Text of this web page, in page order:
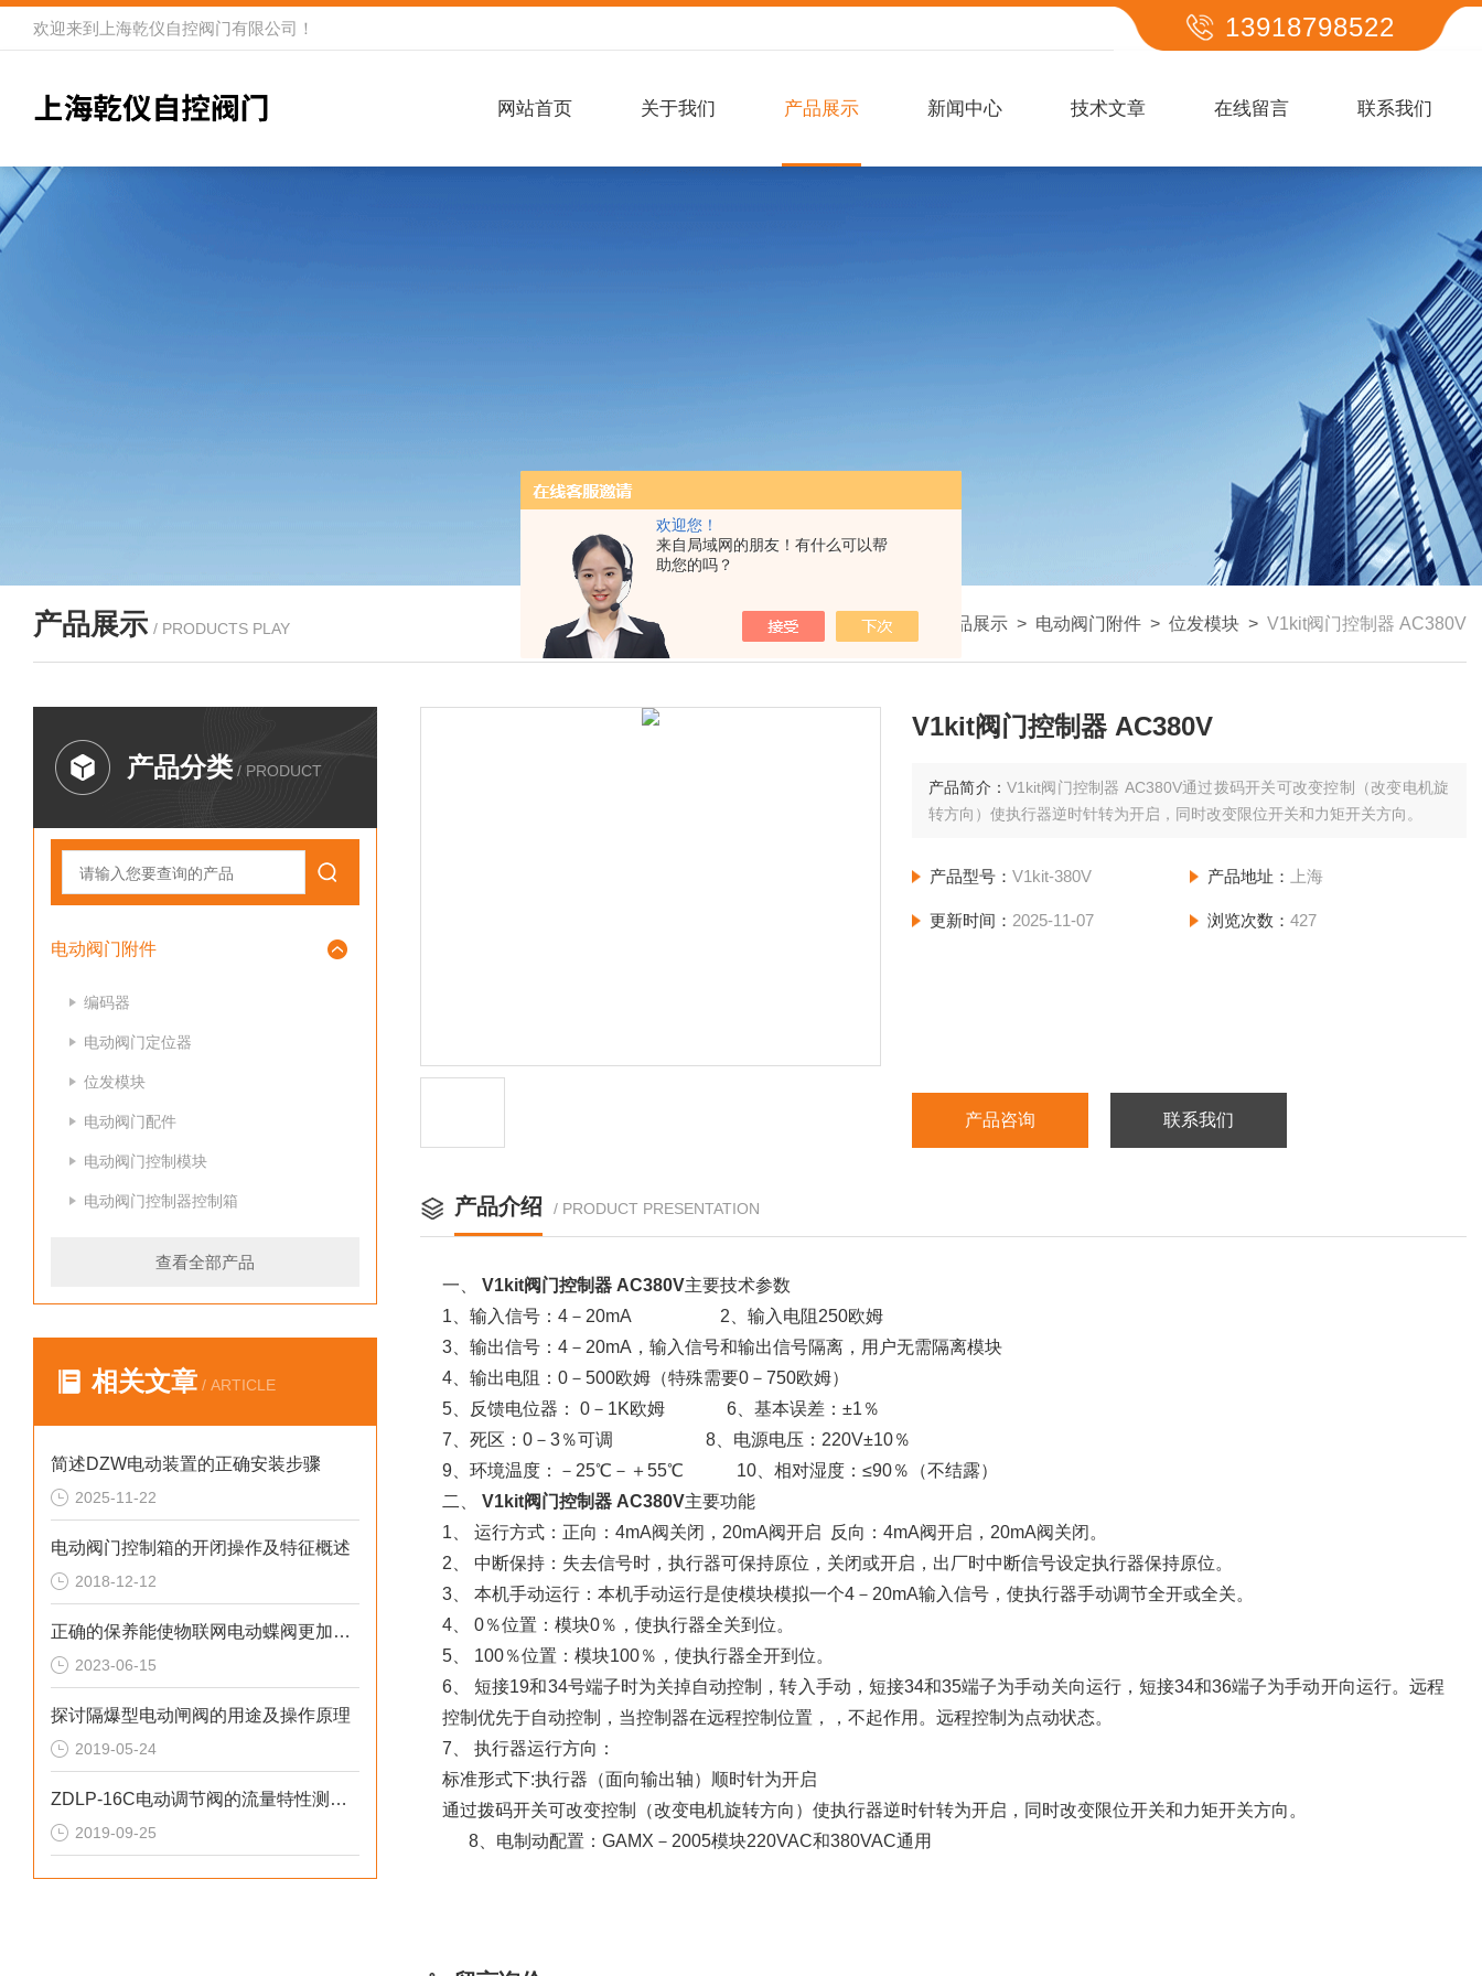
欢迎您！
来自局域网的朋友！有什么可以帮
助您的吗？
欢迎来到 上海乾仪自控阀门有限公司 ！ 13918798522
网站首页 关于我们 产品展示 新闻中心 技术文章 在线留言 联系我们
产品展示 / PRODUCTS PLAY 我的位置：首页 产品展示 > 电动阀门附件 > 位发模块 > V1kit阀门控制器 AC380V
产品分类 / PRODUCT
电动阀门附件
编码器
电动阀门定位器
位发模块
电动阀门配件
电动阀门控制模块
电动阀门控制器控制箱
查看全部产品
相关文章 / ARTICLE
简述DZW电动装置的正确安装步骤
2025-11-22
电动阀门控制箱的开闭操作及特征概述
2018-12-12
正确的保养能使物联网电动蝶阀更加稳定
2023-06-15
探讨隔爆型电动闸阀的用途及操作原理
2019-05-24
ZDLP-16C电动调节阀的流量特性测试意义
2019-09-25
V1kit阀门控制器 AC380V
产品简介：V1kit阀门控制器 AC380V通过拨码开关可改变控制（改变电机旋
转方向）使执行器逆时针转为开启，同时改变限位开关和力矩开关方向。
产品型号：V1kit-380V 产品地址： 上海
更新时间： 2025-11-07 浏览次数： 427
产品咨询 联系我们
产品介绍 / PRODUCT PRESENTATION
一、 V1kit阀门控制器 AC380V主要技术参数
1、输入信号：4－20mA 2、输入电阻250欧姆
3、输出信号：4－20mA，输入信号和输出信号隔离，用户无需隔离模块
4、输出电阻：0－500欧姆（特殊需要0－750欧姆）
5、反馈电位器： 0－1K欧姆 6、基本误差：±1％
7、死区：0－3％可调 8、电源电压：220V±10％
9、环境温度：－25℃－＋55℃ 10、相对湿度：≤90％（不结露）
二、 V1kit阀门控制器 AC380V主要功能
1、 运行方式：正向：4mA阀关闭，20mA阀开启 反向：4mA阀开启，20mA阀关闭。
2、 中断保持：失去信号时，执行器可保持原位，关闭或开启，出厂时中断信号设定执行器保持原位。
3、 本机手动运行：本机手动运行是使模块模拟一个4－20mA输入信号，使执行器手动调节全开或全关。
4、 0％位置：模块0％，使执行器全关到位。
5、 100％位置：模块100％，使执行器全开到位。
6、 短接19和34号端子时为关掉自动控制，转入手动，短接34和35端子为手动关向运行，短接34和36端子为手动开向运行。远程
控制优先于自动控制，当控制器在远程控制位置，，不起作用。远程控制为点动状态。
7、 执行器运行方向：
标准形式下:执行器（面向输出轴）顺时针为开启
通过拨码开关可改变控制（改变电机旋转方向）使执行器逆时针转为开启，同时改变限位开关和力矩开关方向。
8、电制动配置：GAMX－2005模块220VAC和380VAC通用